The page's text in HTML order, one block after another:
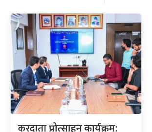
करदाताप्रोत्साहन कार्यक्रम: